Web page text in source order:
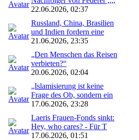
22.06.2026, 02:37
Russland, China, Brasilien
und Indien fordern eine
21.06.2026, 23:35
„Den Menschen das Reisen
verbieten?“
20.06.2026, 02:04
„Islamisierung ist keine
Frage des Ob, sondern ein
17.06.2026, 23:28
Laeris Frauen-Fonds sinkt:
Hey, who cares? - Für T
17.06.2026, 01:51